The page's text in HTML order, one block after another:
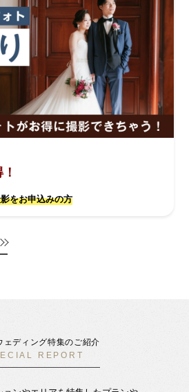
をお申込みの方
ェディング特集のご紹介
REPORT